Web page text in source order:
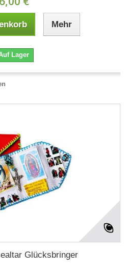
Mehr
Lager
Glücksbringer